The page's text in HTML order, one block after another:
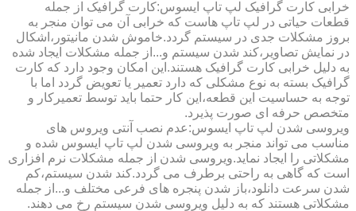
خرابی کارت گرافیک لپ تاپ ایسوس:کارت گرافیک از جمله
قطعات حیاتی در لپ تاپ هاست که خرابی آن می توان منجر به
بروز مشکلات جدی در سیستم گردد.خاموش شدن مانیتور،اشکال
در نمایش تصاویر،کند شدن سیستم و...از جمله مشکلات ایجاد شده
به دلیل خرابی کارت گرافیک هستند.این امکان وجود دارد که کارت
گرافیک بسته به نوع مشکلی که دارد تعمیر یا تعویض گردد اما با
توجه به حساسیت این قطعه،این کار حتما باید توسط تعمیرکار و
متخصص حرفه ای صورت پذیرد.
ویروسی شدن لپ تاپ ایسوس:عدم نصب آنتی ویروس های
مناسب می تواند منجر به ویروسی شدن لپ تاپ ایسوس شده و
مشکلاتی را ایجاد نماید.ویروسی شدن از جمله مشکلات نرم افزاری
است که گاهی به راحتی برطرف می گردد.کند شدن سیستم،کم
شدن سرعت دانلود،باز شدن پنجره های فرعی مختلف و...از جمله
مشکلاتی هستند که به دلیل ویروسی شدن سیستم رخ می دهند.